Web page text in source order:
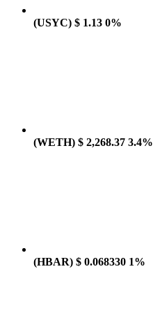
(USYC) $ 1.13 0%
(WETH) $ 2,268.37 3.4%
(HBAR) $ 0.068330 1%